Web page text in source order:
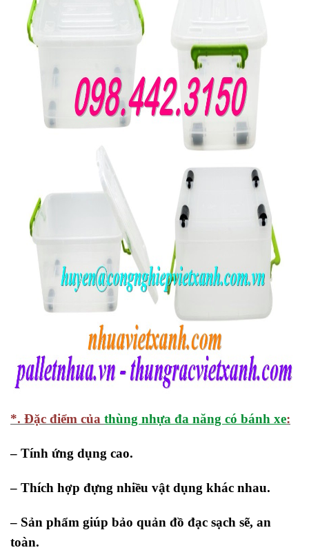
*. Đặc điểm của thùng nhựa đa năng có bánh xe:
– Tính ứng dụng cao.
– Thích hợp đựng nhiều vật dụng khác nhau.
– Sản phẩm giúp bảo quản đồ đạc sạch sẽ, an
toàn.